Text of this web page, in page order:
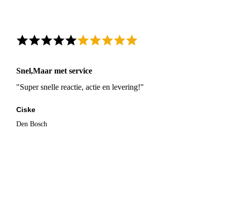
Snel,Maar met service
"Super snelle reactie, actie en levering!"
Ciske
Den Bosch